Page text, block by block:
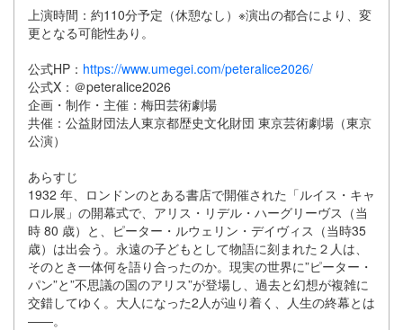
上演時間：約110分予定（休憩なし）※演出の都合により、変
更となる可能性あり。
公式HP： https://www.umegei.com/peteralice2026/
公式X：＠peteralice2026
企画・制作・主催：梅田芸術劇場
共催：公益財団法人東京都歴史文化財団 東京芸術劇場（東京
公演）
あらすじ
1932 年、ロンドンのとある書店で開催された「ルイス・キャ
ロル展」の開幕式で、アリス・リデル・ハーグリーヴス（当
時 80 歳）と、ピーター・ルウェリン・デイヴィス（当時35
歳）は出会う。永遠の子どもとして物語に刻まれた２人は、
そのとき一体何を語り合ったのか。現実の世界に”ピーター・
パン”と”不思議の国のアリス”が登場し、過去と幻想が複雑に
交錯してゆく。大人になった2人が辿り着く、人生の終幕とは
――。